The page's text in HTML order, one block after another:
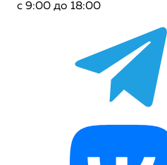
с 9:00 до 18:00